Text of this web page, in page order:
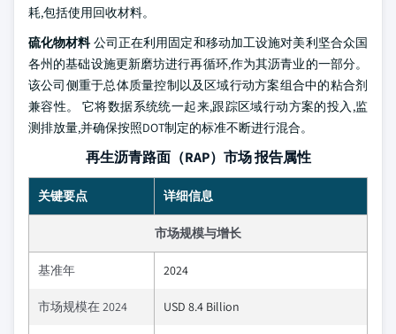
耗,包括使用回收材料。
硫化物材料公司正在利用固定和移动加工设施对美利坚合众国
各州的基础设施更新磨坊进行再循环,作为其沥青业的一部分。
该公司侧重于总体质量控制以及区域行动方案组合中的粘合剂
兼容性。 它将数据系统统一起来,跟踪区域行动方案的投入,监
测排放量,并确保按照DOT制定的标准不断进行混合。
再生沥青路面（RAP）市场 报告属性
关键要点 详细信息
市场规模与增长
基准年 2024
市场规模在 2024 USD 8.4 Billion